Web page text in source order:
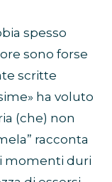
spesso
sono forse
scritte
ha voluto
(che) non
racconta
momenti duri